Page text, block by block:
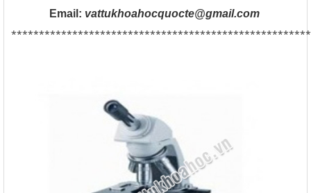
Email: vattukhoahocquocte@gmail.com